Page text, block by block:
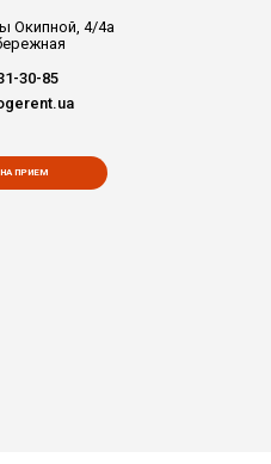
Окипной, 4/4а
30-85
ПРИЕМ